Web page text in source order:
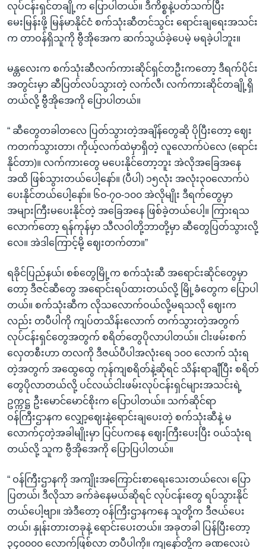
လုပ်ငန်းရှင်တချို့က ပြောပါတယ်။ ဒီကိစ္စနဲ့ပတ်သက်ပြီး
မေးမြန်းဖို့ မြန်မာနိုင်ငံ စက်သုံးဆီတင်သွင်း ရောင်းချရေးအသင်း
က တာဝန်ရှိသူကို ဗွီအိုအေက ဆက်သွယ်ခဲ့ပေမဲ့ မရခဲ့ပါဘူး။
မန္တလေးက စက်သုံးဆီလက်ကားဆိုင်ရှင်တဦးကတော့ ဒီရက်ပိုင်း
အတွင်းမှာ ဆီပြတ်လပ်သွားတဲ့ လက်လီ၊ လက်ကားဆိုင်တချို့ရှိ
တယ်လို့ ဗွီအိုအေကို ပြောပါတယ်။
“ ဆီတွေတခါတလေ ပြတ်သွားတဲ့အချိန်တွေဆို ပိုပြီးတော့ ဈေး
ကတက်သွားတာ၊ ကိုယ့်လက်ထဲမှာရှိတဲ့ လူလောက်ပဲလေ (ရောင်း
နိုင်တာ)။ လက်ကားတွေ မပေးနိုင်တော့ဘူး အဲလိုအခြေအနေ
အထိ ဖြစ်သွားတယ်ပေါ့နော်။ (ပီပါ) ၁၅လုံး အလုံး၃၀လောက်ပဲ
ပေးနိုင်တယ်ပေါ့နော်။ ၆၀-၇၀-၁၀၀ အဲလိုမျိုး ဒီရက်တွေမှာ
အများကြီးမပေးနိုင်တဲ့ အခြေအနေ ဖြစ်ခဲ့တယ်ပေါ့။ ကြားရသ
လောက်တော့ ရန်ကုန်မှာ သီလဝါတို့ဘာတို့မှာ ဆီတွေပြတ်သွားလို့
လေ။ အဲဒါကြောင့်မို့ ဈေးတက်တာ။”
ရခိုင်ပြည်နယ်၊ စစ်တွေမြို့က စက်သုံးဆီ အရောင်းဆိုင်တွေမှာ
တော့ ဒီဇင်ဆီတွေ အရောင်းရပ်ထားတယ်လို့ မြို့ခံတွေက ပြောပါ
တယ်။ စက်သုံးဆီက လိုသလောက်ဝယ်လို့မရသလို ဈေးက
လည်း တပီပါကို ကျပ်တသိန်းလောက် တက်သွားတဲ့အတွက်
လုပ်ငန်းရှင်တွေအတွက် စရိတ်တွေပိုလာပါတယ်။ ငါးဖမ်းစက်
လှေတစီးဟာ တလကို ဒီဇယ်ပီပါအလုံးရေ ၁၀၀ လောက် သုံးရ
တဲ့အတွက် အထွေထွေ ကုန်ကျစရိတ်နဲ့ဆိုရင် သိန်းရာချီပြီး စရိတ်
တွေပိုလာတယ်လို့ ပင်လယ်ငါးဖမ်းလုပ်ငန်းရှင်များအသင်းရဲ့
ဥက္ကဋ္ဌ ဦးမောင်မောင်စိုးက ပြောပါတယ်။ သက်ဆိုင်ရာ
ဝန်ကြီးဌာနက လျှော့ဈေးနဲ့ရောင်းချပေးတဲ့ စက်သုံးဆီနဲ့ မ
လောက်ငှတဲ့အခါမျိုးမှာ ပြင်ပကနေ ဈေးကြီးပေးပြီး ဝယ်သုံးရ
တယ်လို့ သူက ဗွီအိုအေကို ပြောပြပါတယ်။
“ ဝန်ကြီးဌာနကို အကျိုးအကြောင်းစာရေးသေးတယ်လေ၊ ပြော
ပြတယ်၊ ဒီလိုသာ ခက်ခဲနေမယ်ဆိုရင် လုပ်ငန်းတွေ ရပ်သွားနိုင်
တယ်ပေါ့ဗျာ။ အဲဒီတော့ ဝန်ကြီးဌာနကနေ သူတို့က ဒီဇယ်ပေး
တယ်၊ နှုန်းတားတခုနဲ့ ရောင်းပေးတယ်။ အခုတခါ ပြန်ပြီးတော့
၃၄၀၀၀၀ လောက်ဖြစ်လာ တပီပါကို။ ကျနော်တို့က ခဏလေးပဲ